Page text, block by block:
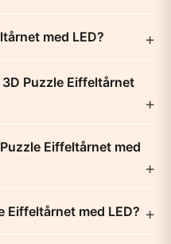
med LED?
Puzzle Eiffeltårnet
Eiffeltårnet med
Eiffeltårnet med LED?